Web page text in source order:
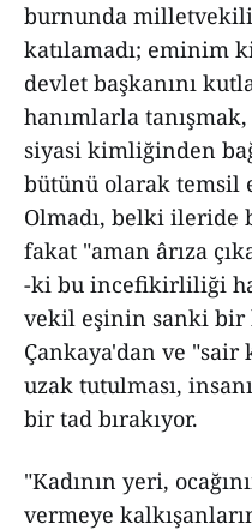
burnunda milletvekili
katılamadı; eminim
devlet başkanını
hanımlarla
siyasi kimliğinden
bütünü olarak temsil
Olmadı, belki ileride
fakat "aman ârıza
-ki bu incefikirliliği
vekil eşinin sanki bir
Çankaya'dan ve
uzak tutulması,
bir tad bırakıyor.
"Kadının yeri,
vermeye